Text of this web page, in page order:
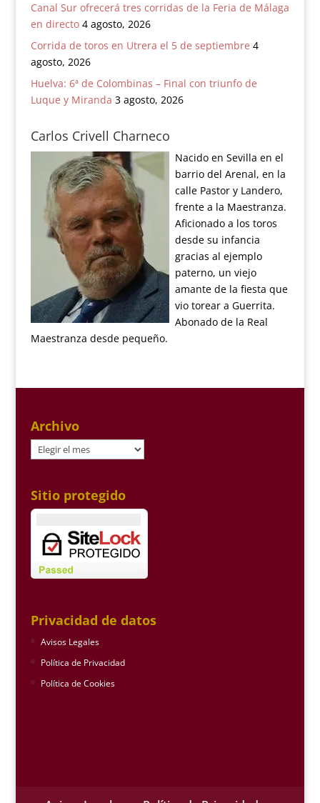
Canal Sur ofrecerá tres corridas de la Feria de Málaga
en directo 4 agosto, 2026
Corrida de toros en Utrera el 5 de septiembre 4
agosto, 2026
Huelva: 6ª de Colombinas – Final con triunfo de
Luque y Miranda 3 agosto, 2026
Carlos Crivell Charneco
Nacido en Sevilla en el
barrio del Arenal, en la
calle Pastor y Landero,
frente a la Maestranza.
Aficionado a los toros
desde su infancia
gracias al ejemplo
paterno, un viejo
amante de la fiesta que
vio torear a Guerrita.
Abonado de la Real
Maestranza desde pequeño.
Archivo
Archivo
Sitio protegido
Privacidad de datos
Avisos Legales
Política de Privacidad
Política de Cookies